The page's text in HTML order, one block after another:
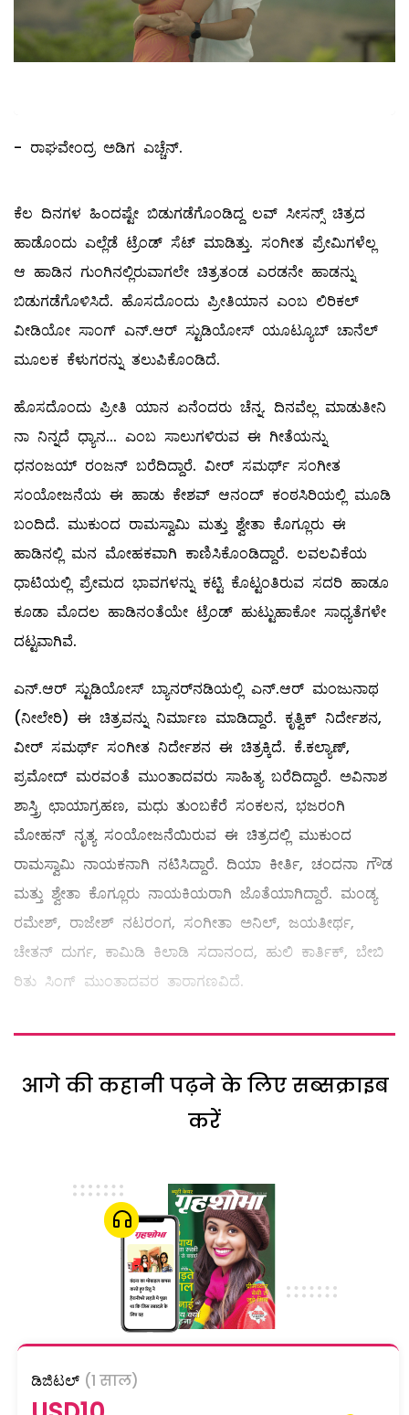
- ರಾಘವೇಂದ್ರ ಅಡಿಗ ಎಚ್ಚೆನ್.
ಕೆಲ ದಿನಗಳ ಹಿಂದಷ್ಟೇ ಬಿಡುಗಡೆಗೊಂಡಿದ್ದ ಲವ್ ಸೀಸನ್ಸ್ ಚಿತ್ರದ
ಹಾಡೊಂದು ಎಲ್ಲೆಡೆ ಟ್ರೆಂಡ್ ಸೆಟ್ ಮಾಡಿತ್ತು. ಸಂಗೀತ ಪ್ರೇಮಿಗಳೆಲ್ಲ
ಆ ಹಾಡಿನ ಗುಂಗಿನಲ್ಲಿರುವಾಗಲೇ ಚಿತ್ರತಂಡ ಎರಡನೇ ಹಾಡನ್ನು
ಬಿಡುಗಡೆಗೊಳಿಸಿದೆ. ಹೊಸದೊಂದು ಪ್ರೀತಿಯಾನ ಎಂಬ ಲಿರಿಕಲ್
ವೀಡಿಯೋ ಸಾಂಗ್ ಎನ್.ಆರ್ ಸ್ಟುಡಿಯೋಸ್ ಯೂಟ್ಯೂಬ್ ಚಾನೆಲ್
ಮೂಲಕ ಕೆಳುಗರನ್ನು ತಲುಪಿಕೊಂಡಿದೆ.
ಹೊಸದೊಂದು ಪ್ರೀತಿ ಯಾನ ಏನೆಂದರು ಚೆನ್ನ. ದಿನವೆಲ್ಲ ಮಾಡುತೀನಿ
ನಾ ನಿನ್ನದೆ ಧ್ಯಾನ... ಎಂಬ ಸಾಲುಗಳಿರುವ ಈ ಗೀತೆಯನ್ನು
ಧನಂಜಯ್ ರಂಜನ್ ಬರೆದಿದ್ದಾರೆ. ವೀರ್ ಸಮರ್ಥ್ ಸಂಗೀತ
ಸಂಯೋಜನೆಯ ಈ ಹಾಡು ಕೇಶವ್ ಆನಂದ್ ಕಂಠಸಿರಿಯಲ್ಲಿ ಮೂಡಿ
ಬಂದಿದೆ. ಮುಕುಂದ ರಾಮಸ್ವಾಮಿ ಮತ್ತು ಶ್ವೇತಾ ಕೊಗ್ಲೂರು ಈ
ಹಾಡಿನಲ್ಲಿ ಮನ ಮೋಹಕವಾಗಿ ಕಾಣಿಸಿಕೊಂಡಿದ್ದಾರೆ. ಲವಲವಿಕೆಯ
ಧಾಟಿಯಲ್ಲಿ ಪ್ರೇಮದ ಭಾವಗಳನ್ನು ಕಟ್ಟಿ ಕೊಟ್ಟಂತಿರುವ ಸದರಿ ಹಾಡೂ
ಕೂಡಾ ಮೊದಲ ಹಾಡಿನಂತೆಯೇ ಟ್ರೆಂಡ್ ಹುಟ್ಟುಹಾಕೋ ಸಾಧ್ಯತೆಗಳೇ
ದಟ್ಟವಾಗಿವೆ.
ಎನ್.ಆರ್ ಸ್ಟುಡಿಯೋಸ್ ಬ್ಯಾನರ್‌ನಡಿಯಲ್ಲಿ ಎನ್.ಆರ್ ಮಂಜುನಾಥ
(ನೀಲೇರಿ) ಈ ಚಿತ್ರವನ್ನು ನಿರ್ಮಾಣ ಮಾಡಿದ್ದಾರೆ. ಕೃತ್ವಿಕ್ ನಿರ್ದೇಶನ,
ವೀರ್ ಸಮರ್ಥ್ ಸಂಗೀತ ನಿರ್ದೇಶನ ಈ ಚಿತ್ರಕ್ಕಿದೆ. ಕೆ.ಕಲ್ಯಾಣ್,
ಪ್ರಮೋದ್ ಮರವಂತೆ ಮುಂತಾದವರು ಸಾಹಿತ್ಯ ಬರೆದಿದ್ದಾರೆ. ಅವಿನಾಶ
ಶಾಸ್ತ್ರಿ ಛಾಯಾಗ್ರಹಣ, ಮಧು ತುಂಬಕೆರೆ ಸಂಕಲನ, ಭಜರಂಗಿ
ಮೋಹನ್ ನೃತ್ಯ ಸಂಯೋಜನೆಯಿರುವ ಈ ಚಿತ್ರದಲ್ಲಿ ಮುಕುಂದ
ರಾಮಸ್ವಾಮಿ ನಾಯಕನಾಗಿ ನಟಿಸಿದ್ದಾರೆ. ದಿಯಾ ಕೀರ್ತಿ, ಚಂದನಾ ಗೌಡ
ಮತ್ತು ಶ್ವೇತಾ ಕೊಗ್ಲೂರು ನಾಯಕಿಯರಾಗಿ ಜೊತೆಯಾಗಿದ್ದಾರೆ. ಮಂಡ್ಯ
ರಮೇಶ್, ರಾಜೇಶ್ ನಟರಂಗ, ಸಂಗೀತಾ ಅನಿಲ್, ಜಯತೀರ್ಥ,
ಚೇತನ್ ದುರ್ಗ, ಕಾಮಿಡಿ ಕಿಲಾಡಿ ಸದಾನಂದ, ಹುಲಿ ಕಾರ್ತಿಕ್, ಬೇಬಿ
ರಿತು ಸಿಂಗ್ ಮುಂತಾದವರ ತಾರಾಗಣವಿದೆ.
आगे की कहानी पढ़ने के लिए सब्सक्राइब
करें
ಡಿಜಿಟಲ್ (1 साल)